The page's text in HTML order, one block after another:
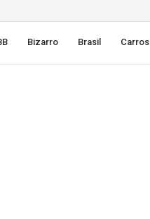
Bizarro Brasil Carros